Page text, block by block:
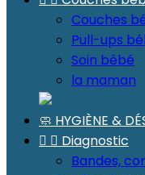
Couches
Pull-ups
Soin bébé
la maman
🧼 HYGIÈNE &
  Diagnostic
Bandes,